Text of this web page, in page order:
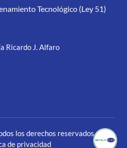
Tecnológico (Ley 51)
Ricardo J. Alfaro
los derechos reservados
de privacidad